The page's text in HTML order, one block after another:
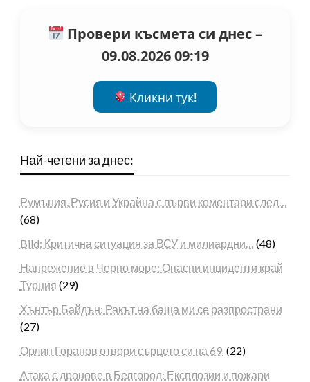
Провери късмета си днес –
09.08.2026 09:19
Кликни тук!
Най-четени за днес:
Румъния, Русия и Украйна с първи коментари след…
(68)
Bild: Критична ситуация за ВСУ и милиардни…
(48)
Напрежение в Черно море: Опасни инциденти край
Турция (29)
Хънтър Байдън: Ракът на баща ми се разпространи
(27)
Орлин Горанов отвори сърцето си на 69 (22)
Атака с дронове в Белгород: Експлозии и пожари